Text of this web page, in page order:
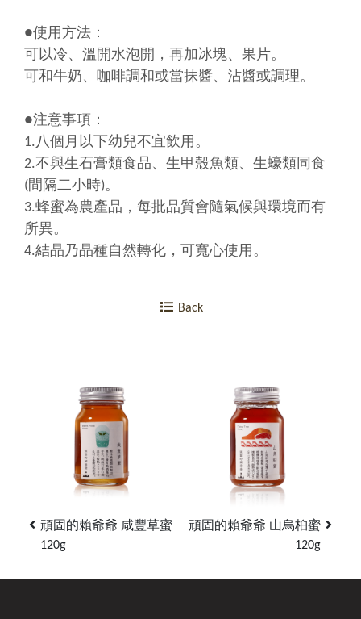
●使用方法：
可以冷、溫開水泡開，再加冰塊、果片。
可和牛奶、咖啡調和或當抹醬、沾醬或調理。
●注意事項：
1.八個月以下幼兒不宜飲用。
2.不與生石膏類食品、生甲殼魚類、生蠔類同食
(間隔二小時)。
3.蜂蜜為農產品，每批品質會隨氣候與環境而有
所異。
4.結晶乃晶種自然轉化，可寬心使用。
Back
頑固的賴爺爺 咸豐草蜜
120g
頑固的賴爺爺 山烏桕蜜
120g